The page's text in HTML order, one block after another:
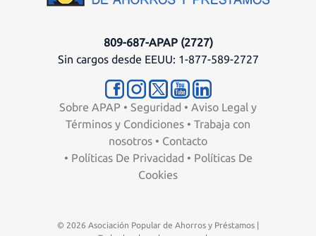
809-687-APAP (2727)
Sin cargos desde EEUU: 1-877-589-2727
Sobre APAP • Seguridad • Aviso Legal y
Términos y Condiciones • Trabaja con
nosotros • Contacto
• Políticas De Privacidad • Políticas De
Cookies
© 2026 Asociación Popular de Ahorros y Préstamos |